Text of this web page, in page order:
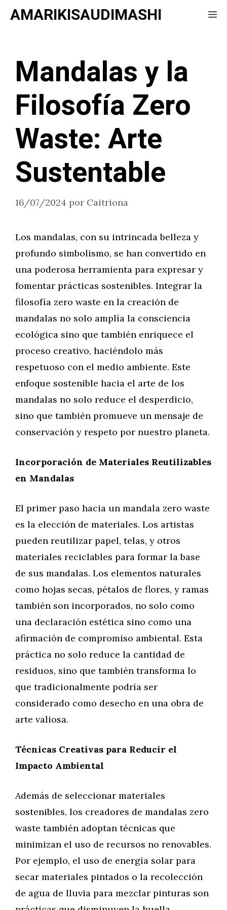
Saltar
AMARIKISAUDIMASHI
Mandalas y la
Filosofía Zero
Waste: Arte
Sustentable
16/07/2024 por Caitriona
Los mandalas, con su intrincada belleza y
profundo simbolismo, se han convertido en
una poderosa herramienta para expresar y
fomentar prácticas sostenibles. Integrar la
filosofía zero waste en la creación de
mandalas no solo amplía la consciencia
ecológica sino que también enriquece el
proceso creativo, haciéndolo más
respetuoso con el medio ambiente. Este
enfoque sostenible hacia el arte de los
mandalas no solo reduce el desperdicio,
sino que también promueve un mensaje de
conservación y respeto por nuestro planeta.
Incorporación de Materiales Reutilizables
en Mandalas
El primer paso hacia un mandala zero waste
es la elección de materiales. Los artistas
pueden reutilizar papel, telas, y otros
materiales reciclables para formar la base
de sus mandalas. Los elementos naturales
como hojas secas, pétalos de flores, y ramas
también son incorporados, no solo como
una declaración estética sino como una
afirmación de compromiso ambiental. Esta
práctica no solo reduce la cantidad de
residuos, sino que también transforma lo
que tradicionalmente podría ser
considerado como desecho en una obra de
arte valiosa.
Técnicas Creativas para Reducir el
Impacto Ambiental
Además de seleccionar materiales
sostenibles, los creadores de mandalas zero
waste también adoptan técnicas que
minimizan el uso de recursos no renovables.
Por ejemplo, el uso de energía solar para
secar materiales pintados o la recolección
de agua de lluvia para mezclar pinturas son